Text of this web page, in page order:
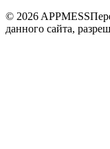
© 2026 APPMESS
данного сайта,